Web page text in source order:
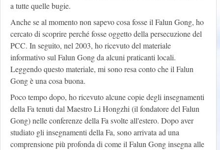
a tutte quelle bugie.
Anche se al momento non sapevo cosa fosse il Falun Gong, ho
cercato di scoprire perché fosse oggetto della persecuzione del
PCC. In seguito, nel 2003, ho ricevuto del materiale
informativo sul Falun Gong da alcuni praticanti locali.
Leggendo questo materiale, mi sono resa conto che il Falun
Gong è una cosa buona.
Poco tempo dopo, ho ricevuto alcune copie degli insegnamenti
della Fa tenuti dal Maestro Li Hongzhi (il fondatore del Falun
Gong) nelle conferenze della Fa svolte all'estero. Dopo aver
studiato gli insegnamenti della Fa, sono arrivata ad una
comprensione più profonda di come il Falun Gong insegna alle